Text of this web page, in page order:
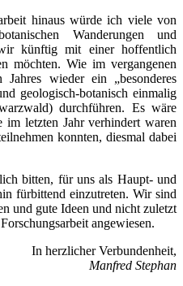
hinaus würde ich viele von
Wanderungen und
künftig mit einer hoffentlich
möchten. Wie im vergangenen
wieder ein „besonderes
geologisch-botanisch einmalig
durchführen. Es wäre
letzten Jahr verhindert waren
konnten, diesmal dabei
bitten, für uns als Haupt- und
fürbittend einzutreten. Wir sind
und gute Ideen und nicht zuletzt
angewiesen.
In herzlicher Verbundenheit,
Manfred Stephan